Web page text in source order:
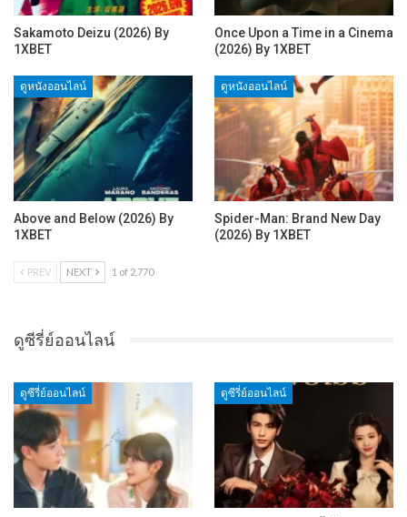
Sakamoto Deizu (2026) By
1XBET
Once Upon a Time in a Cinema
(2026) By 1XBET
ดูหนังออนไลน์
Above and Below (2026) By
1XBET
ดูหนังออนไลน์
Spider-Man: Brand New Day
(2026) By 1XBET
PREV NEXT 1 of 2,770
ดูซีรี่ย์ออนไลน์
ดูซีรี่ย์ออนไลน์ ดูซีรี่ย์ออนไลน์